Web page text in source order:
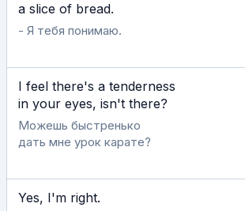
a slice of bread.
- Я тебя понимаю.
I feel there's a tenderness
in your eyes, isn't there?
Можешь быстренько
дать мне урок карате?
Yes, I'm right.